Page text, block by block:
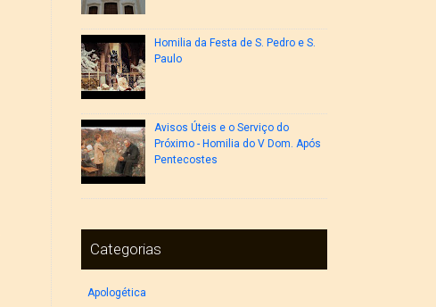
Homilia da Festa de S. Pedro e S.
Paulo
Avisos Úteis e o Serviço do
Próximo - Homilia do V Dom. Após
Pentecostes
Categorias
Apologética